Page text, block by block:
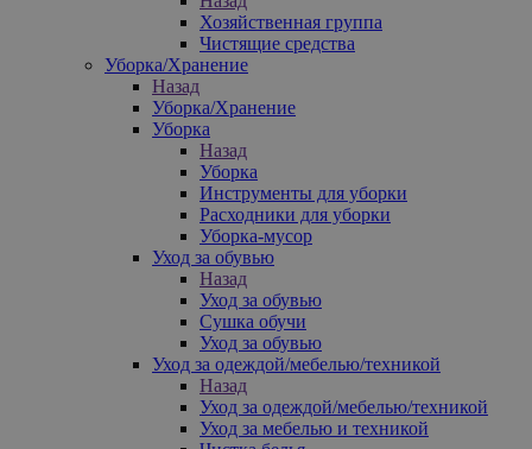
Хозяйственная группа
Чистящие средства
Уборка/Хранение
Назад
Уборка/Хранение
Уборка
Назад
Уборка
Инструменты для уборки
Расходники для уборки
Уборка-мусор
Уход за обувью
Назад
Уход за обувью
Сушка обучи
Уход за обувью
Уход за одеждой/мебелью/техникой
Назад
Уход за одеждой/мебелью/техникой
Уход за мебелью и техникой